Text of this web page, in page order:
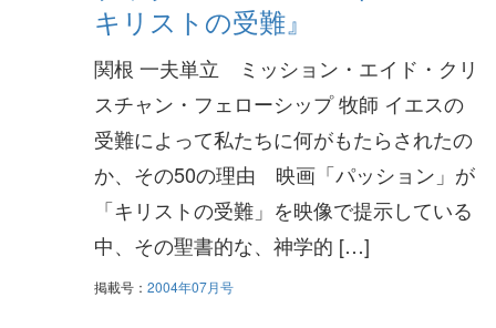
キリストの受難』
関根 一夫単立 ミッション・エイド・クリ
スチャン・フェローシップ 牧師 イエスの
受難によって私たちに何がもたらされたの
か、その50の理由 映画「パッション」が
「キリストの受難」を映像で提示している
中、その聖書的な、神学的 […]
掲載号： 2004年07月号